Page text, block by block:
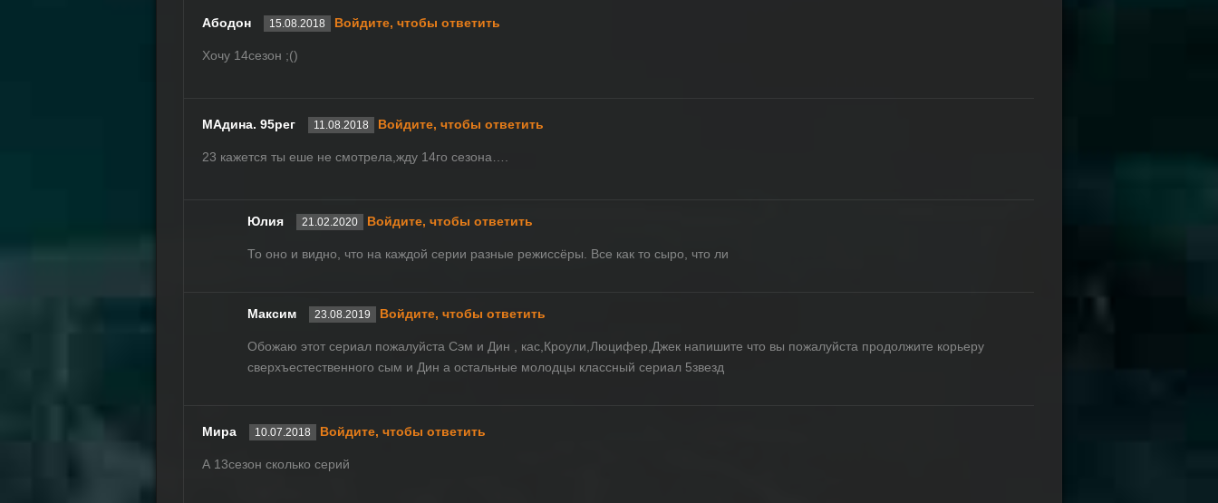
Абодон 15.08.2018 Войдите, чтобы ответить
Хочу 14сезон ;()
МАдина. 95рег 11.08.2018 Войдите, чтобы ответить
23 кажется ты еше не смотрела,жду 14го сезона….
Юлия 21.02.2020 Войдите, чтобы ответить
То оно и видно, что на каждой серии разные режиссёры. Все как то сыро, что ли
Максим 23.08.2019 Войдите, чтобы ответить
Обожаю этот сериал пожалуйста Сэм и Дин , кас,Кроули,Люцифер,Джек напишите что вы пожалуйста продолжите корьеру
сверхъестественного сым и Дин а остальные молодцы классный сериал 5звезд
Мира 10.07.2018 Войдите, чтобы ответить
А 13сезон сколько серий